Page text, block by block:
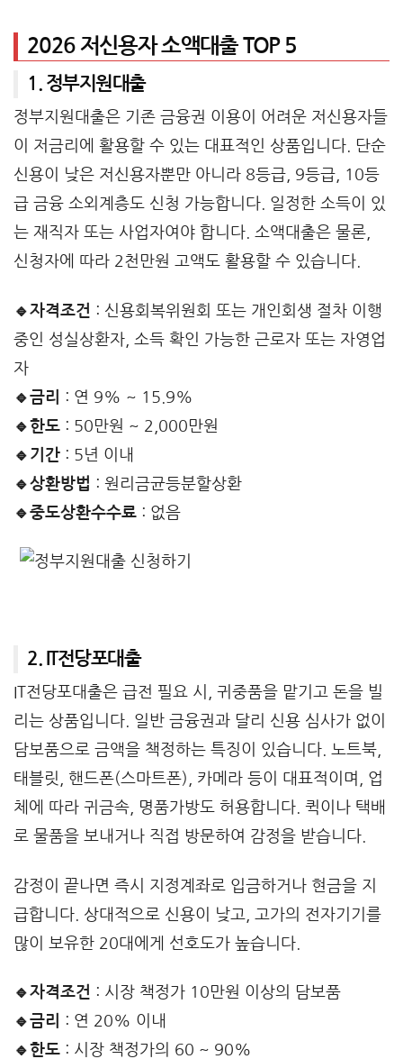
2026 저신용자 소액대출 TOP 5
1. 정부지원대출
정부지원대출은 기존 금융권 이용이 어려운 저신용자들
이 저금리에 활용할 수 있는 대표적인 상품입니다. 단순
신용이 낮은 저신용자뿐만 아니라 8등급, 9등급, 10등
급 금융 소외계층도 신청 가능합니다. 일정한 소득이 있
는 재직자 또는 사업자여야 합니다. 소액대출은 물론,
신청자에 따라 2천만원 고액도 활용할 수 있습니다.
🔹자격조건 : 신용회복위원회 또는 개인회생 절차 이행
중인 성실상환자, 소득 확인 가능한 근로자 또는 자영업
자
🔹금리
: 연 9% ~ 15.9%
🔹한도 : 50만원 ~ 2,000만원
🔹기간 : 5년 이내
🔹상환방법 : 원리금균등분할상환
🔹중도상환수수료 : 없음
2. IT전당포대출
IT전당포대출은 급전 필요 시, 귀중품을 맡기고 돈을 빌
리는 상품입니다. 일반 금융권과 달리 신용 심사가 없이
담보품으로 금액을 책정하는 특징이 있습니다. 노트북,
태블릿, 핸드폰(스마트폰), 카메라 등이 대표적이며, 업
체에 따라 귀금속, 명품가방도 허용합니다. 퀵이나 택배
로 물품을 보내거나 직접 방문하여 감정을 받습니다.
감정이 끝나면 즉시 지정계좌로 입금하거나 현금을 지
급합니다. 상대적으로 신용이 낮고, 고가의 전자기기를
많이 보유한 20대에게 선호도가 높습니다.
🔹자격조건 : 시장 책정가 10만원 이상의 담보품
🔹금리
: 연 20% 이내
🔹한도 : 시장 책정가의 60 ~ 90%